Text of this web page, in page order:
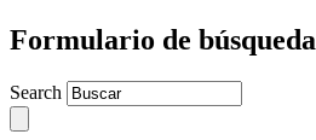
Formulario de búsqueda
Search